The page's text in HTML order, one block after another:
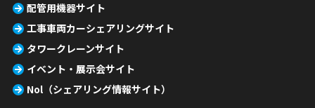
配管用機器サイト
工事車両カーシェアリングサイト
タワークレーンサイト
イベント・展示会サイト
Nol（シェアリング情報サイト）